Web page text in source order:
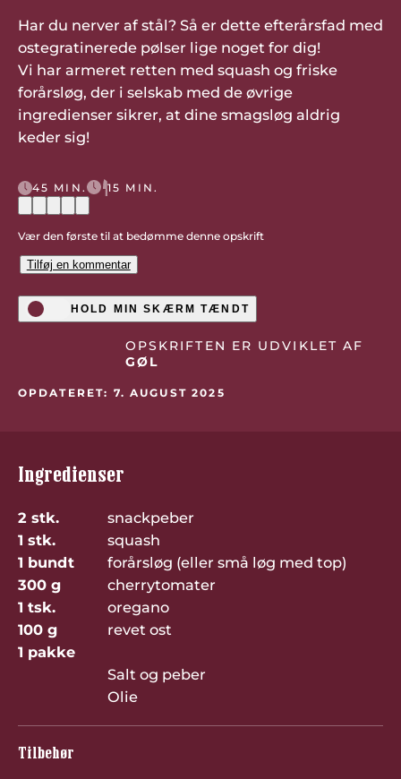
Har du nerver af stål? Så er dette efterårsfad med
ostegratinerede pølser lige noget for dig!
Vi har armeret retten med squash og friske
forårsløg, der i selskab med de øvrige
ingredienser sikrer, at dine smagsløg aldrig
keder sig!
45 MIN. 15 MIN.
Vær den første til at bedømme denne opskrift
Tilføj en kommentar
HOLD MIN SKÆRM TÆNDT
OPSKRIFTEN ER UDVIKLET AF
GØL
OPDATERET: 7. AUGUST 2025
Ingredienser
2 stk.
snackpeber
1 stk.
squash
1 bundt
forårsløg (eller små løg med top)
300 g
cherrytomater
1 tsk.
oregano
100 g
revet ost
1 pakke
Salt og peber
Olie
Tilbehør